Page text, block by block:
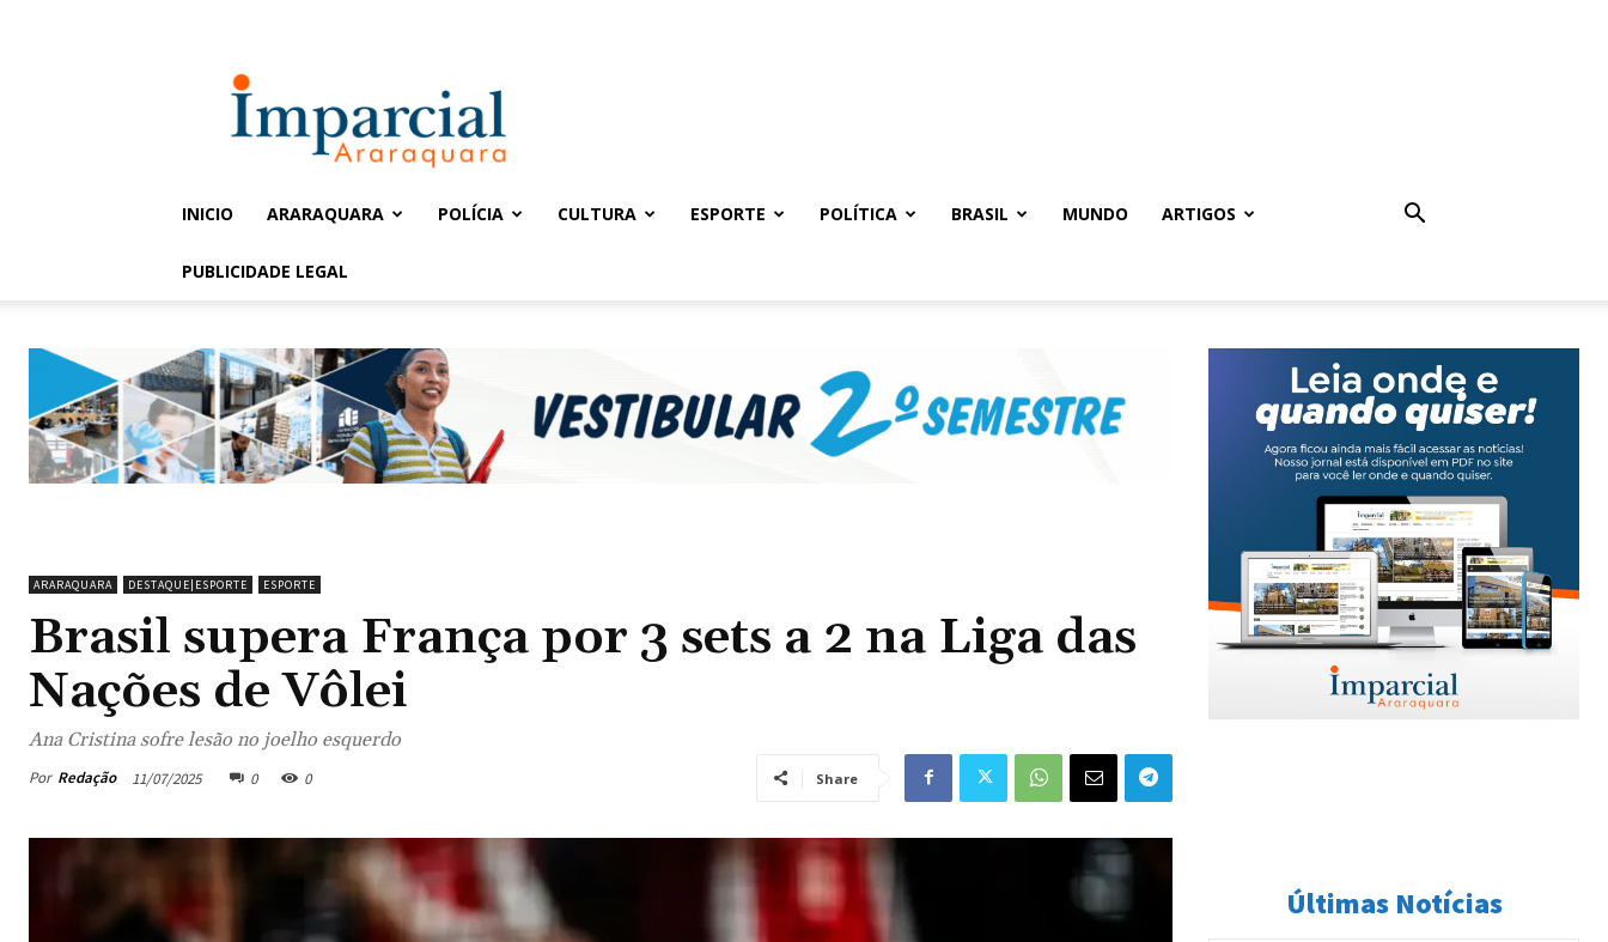
Imparcial
INICIO ARARAQUARA POLÍCIA CULTURA ESPORTE POLÍTICA BRASIL MUNDO ARTIGOS
PUBLICIDADE LEGAL
ARARAQUARA DESTAQUE|ESPORTE ESPORTE
Brasil supera França por 3 sets a 2 na Liga das
Nações de Vôlei
Ana Cristina sofre lesão no joelho esquerdo
Por Redação 11/07/2025 0 0 Share
Últimas Notícias